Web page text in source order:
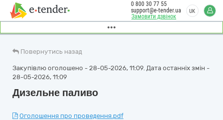
Замовити дзвінок
0 800 30 77 55
support@e-tender.ua
UK
Повернутись назад
Закупівлю оголошено - 28-05-2026, 11:09. Дата останніх змін -
28-05-2026, 11:09
Дизельне паливо
Оголошення про проведення.pdf